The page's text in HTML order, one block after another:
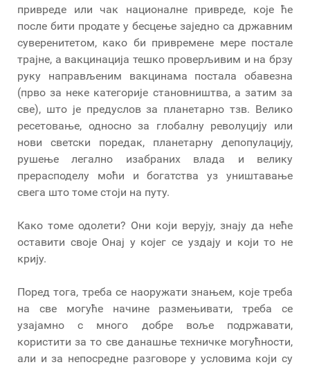
привреде или чак националне привреде, које ће
после бити продате у бесцење заједно са државним
суверенитетом, како би привремене мере постале
трајне, а вакцинација тешко проверљивим и на брзу
руку направљеним вакцинама постала обавезна
(прво за неке категорије становништва, а затим за
све), што је предуслов за планетарно тзв. Велико
ресетовање, односно за глобалну револуцију или
нови светски поредак, планетарну депопулацију,
рушење легално изабраних влада и велику
прерасподелу моћи и богатства уз уништавање
свега што томе стоји на путу.
Како томе одолети? Они који верују, знају да неће
оставити своје Онај у којег се уздају и који то не
крију.
Поред тога, треба се наоружати знањем, које треба
на све могуће начине размењивати, треба се
узајамно с много добре воље подржавати,
користити за то све данашње техничке могућности,
али и за непосредне разговоре у условима који су